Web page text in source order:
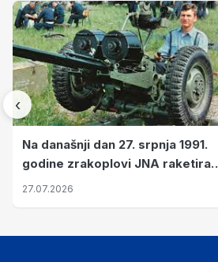
‹
Na današnji dan 27. srpnja 1991.
godine zrakoplovi JNA raketirali
su vojarnu i obučni centar "Nikola
27.07.2026